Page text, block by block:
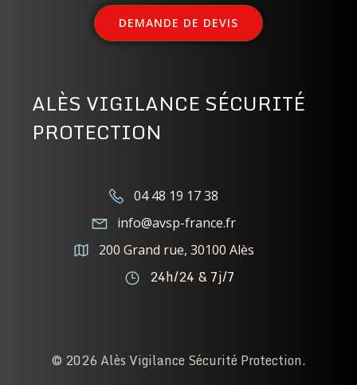
DEMANDE DE DEVIS
ALÈS VIGILANCE SÉCURITÉ
PROTECTION
04 48 19 17 38
info@avsp-france.fr
200 Grand rue, 30100 Alès
24h/24 & 7j/7
© 2026 Alès Vigilance Sécurité Protection.